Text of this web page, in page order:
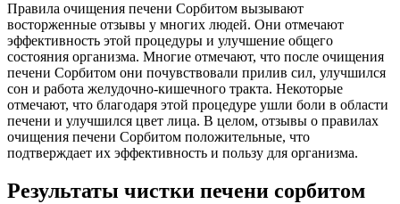
Правила очищения печени Сорбитом вызывают
восторженные отзывы у многих людей. Они отмечают
эффективность этой процедуры и улучшение общего
состояния организма. Многие отмечают, что после очищения
печени Сорбитом они почувствовали прилив сил, улучшился
сон и работа желудочно-кишечного тракта. Некоторые
отмечают, что благодаря этой процедуре ушли боли в области
печени и улучшился цвет лица. В целом, отзывы о правилах
очищения печени Сорбитом положительные, что
подтверждает их эффективность и пользу для организма.
Результаты чистки печени сорбитом